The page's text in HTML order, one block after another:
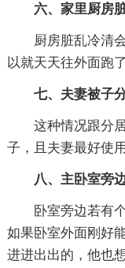
六、家里厨房
厨房脏乱冷清
以就天天往外面跑了
七、夫妻被子
这种情况跟分
子，且夫妻最好使
八、主卧室旁
卧室旁边若有
如果卧室外面刚好
进进出出的，他也